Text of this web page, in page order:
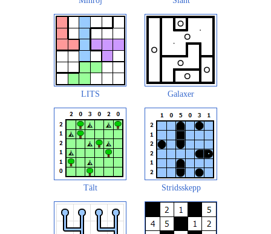
LITS Galaxer
Tält Stridsskepp